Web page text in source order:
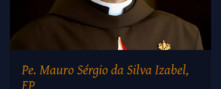
Pe. Mauro Sérgio da Silva Izabel,
EP